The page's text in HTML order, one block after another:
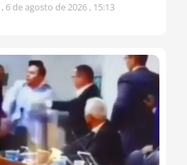
6 de agosto de 2026 15:13